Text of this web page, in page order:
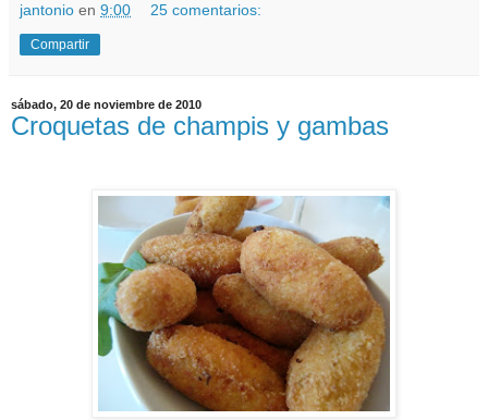
jantonio en 9:00 25 comentarios:
Compartir
sábado, 20 de noviembre de 2010
Croquetas de champis y gambas